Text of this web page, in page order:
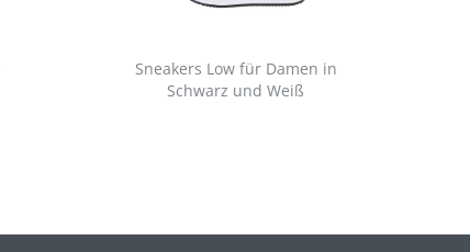
Sneakers Low für Damen in
Schwarz und Weiß